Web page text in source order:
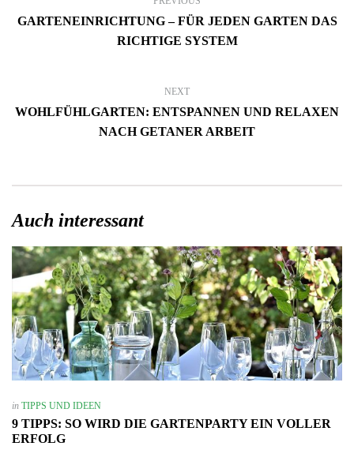
GARTENEINRICHTUNG – FÜR JEDEN GARTEN DAS
RICHTIGE SYSTEM
NEXT
WOHLFÜHLGARTEN: ENTSPANNEN UND RELAXEN
NACH GETANER ARBEIT
Auch interessant
in TIPPS UND IDEEN
9 TIPPS: SO WIRD DIE GARTENPARTY EIN VOLLER
ERFOLG